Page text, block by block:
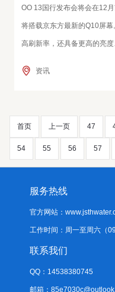
OO 13国行发布会将会在12
将搭载京东方最新的Q10屏
高刷新率，还具备更高的亮
资讯
首页 上一页 47
54 55 56 57
服务热线
官方网站：
工作时间：周一至周六（
联系我们
QQ：14538380745
邮箱：